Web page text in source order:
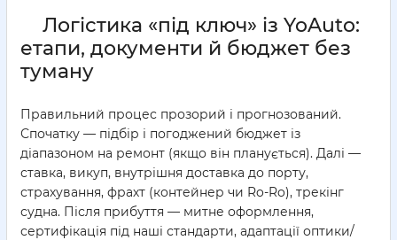
Логістика «під ключ» із YoAuto:
етапи, документи й бюджет без
туману
Правильний процес прозорий і прогнозований.
Спочатку — підбір і погоджений бюджет із
діапазоном на ремонт (якщо він планується). Далі —
ставка, викуп, внутрішня доставка до порту,
страхування, фрахт (контейнер чи Ro-Ro), трекінг
судна. Після прибуття — митне оформлення,
сертифікація під наші стандарти, адаптації оптики/